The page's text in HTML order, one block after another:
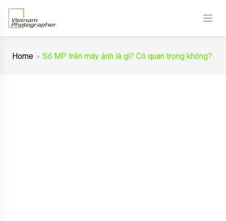
Home Số MP trên máy ảnh là gì? Có quan trọng không?